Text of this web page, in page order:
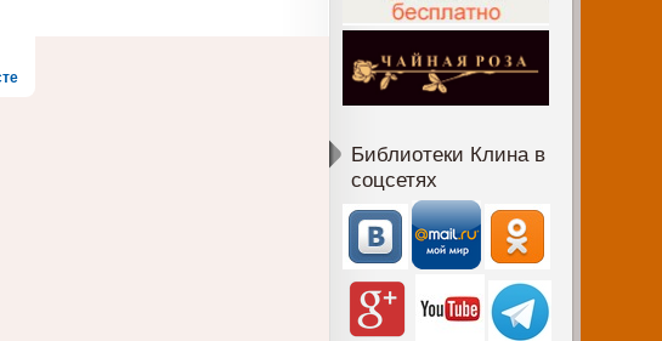
Библиотеки Клина в
соцсетях